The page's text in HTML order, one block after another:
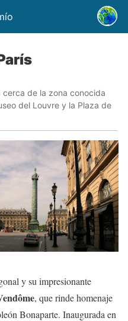
cerca de la zona conocida
del Louvre y la Plaza de
y su impresionante
, que rinde homenaje
Bonaparte. Inaugurada en